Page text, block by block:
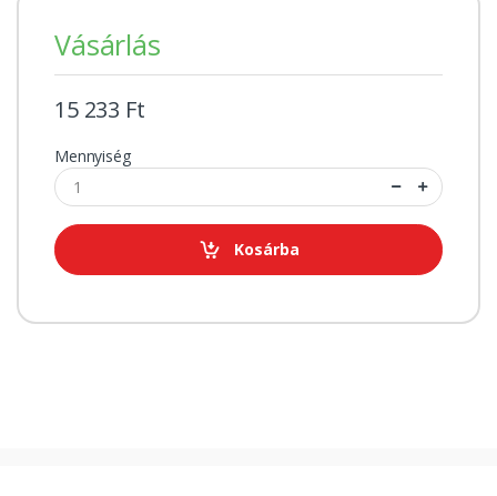
Vásárlás
15 233 Ft
Mennyiség
Kosárba